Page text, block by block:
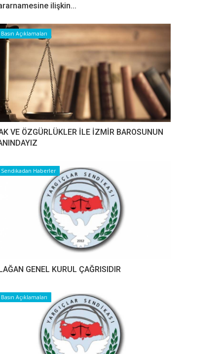
ilişkin...
Basın Açıklamaları
VE ÖZGÜRLÜKLER İLE İZMİR BAROSUNUN
Sendikadan Haberler
GENEL KURUL ÇAĞRISIDIR
Basın Açıklamaları